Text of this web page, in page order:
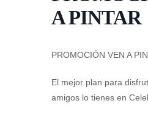
A PINTAR
PROMOCIÓN VEN A
El mejor plan para
amigos lo tienes en